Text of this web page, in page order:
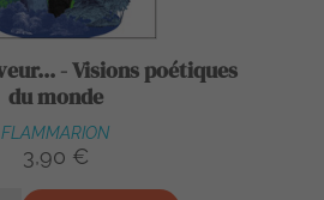
- Visions poétiques
du monde
FLAMMARION
3,90 €